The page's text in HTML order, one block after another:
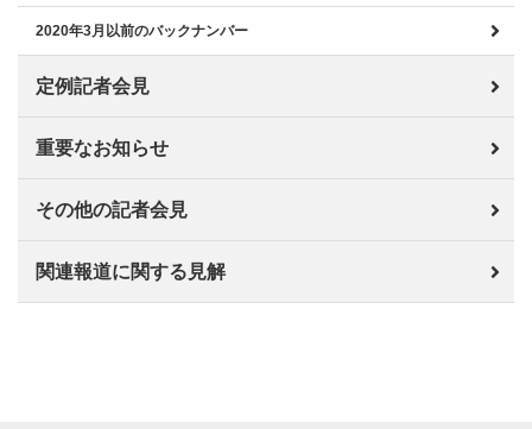
2020年3月以前のバックナンバー
定例記者会見
重要なお知らせ
その他の記者会見
関連報道に関する見解